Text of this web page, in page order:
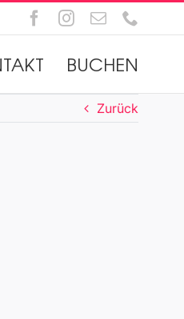
Facebook
Instagram
E-
Mail
BUCHEN
Zurück